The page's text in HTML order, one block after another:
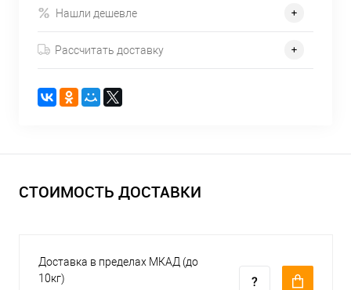
Нашли дешевле
Рассчитать доставку
СТОИМОСТЬ ДОСТАВКИ
Доставка в пределах МКАД (до
10кг)